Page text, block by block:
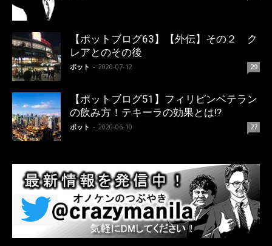
【ポットブログ63】【外伝】その２ ク
レアとのその後
ポット - 2020-07-12 29
【ポットブログ51】フィリピンベテラン
の飲み方！テキーラの効果とは!?
ポット - 2020-06-10 27